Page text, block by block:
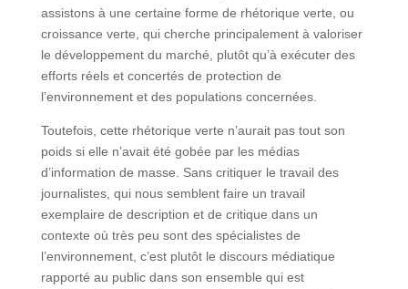
assistons à une certaine forme de rhétorique verte, ou
croissance verte, qui cherche principalement à valoriser
le développement du marché, plutôt qu’à exécuter des
efforts réels et concertés de protection de
l’environnement et des populations concernées.
Toutefois, cette rhétorique verte n’aurait pas tout son
poids si elle n’avait été gobée par les médias
d’information de masse. Sans critiquer le travail des
journalistes, qui nous semblent faire un travail
exemplaire de description et de critique dans un
contexte où très peu sont des spécialistes de
l’environnement, c’est plutôt le discours médiatique
rapporté au public dans son ensemble qui est